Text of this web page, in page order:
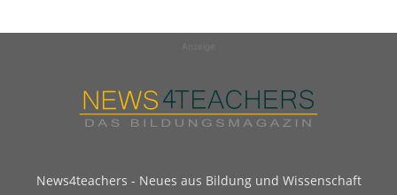
News4teachers - Neues aus Bildung und Wissenschaft